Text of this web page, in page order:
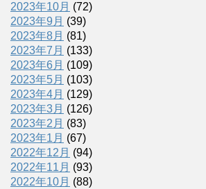
2023年10月 (72)
2023年9月 (39)
2023年8月 (81)
2023年7月 (133)
2023年6月 (109)
2023年5月 (103)
2023年4月 (129)
2023年3月 (126)
2023年2月 (83)
2023年1月 (67)
2022年12月 (94)
2022年11月 (93)
2022年10月 (88)